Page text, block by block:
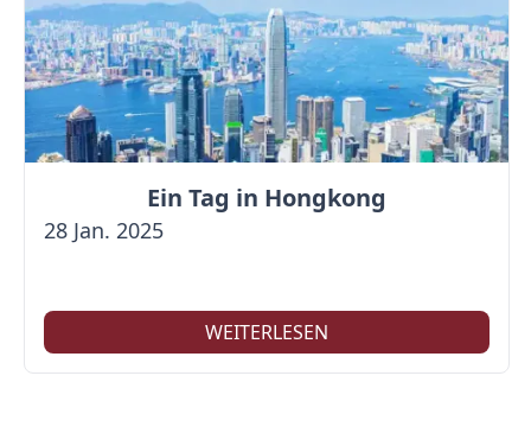
Ein Tag in Hongkong
28 Jan. 2025
WEITERLESEN